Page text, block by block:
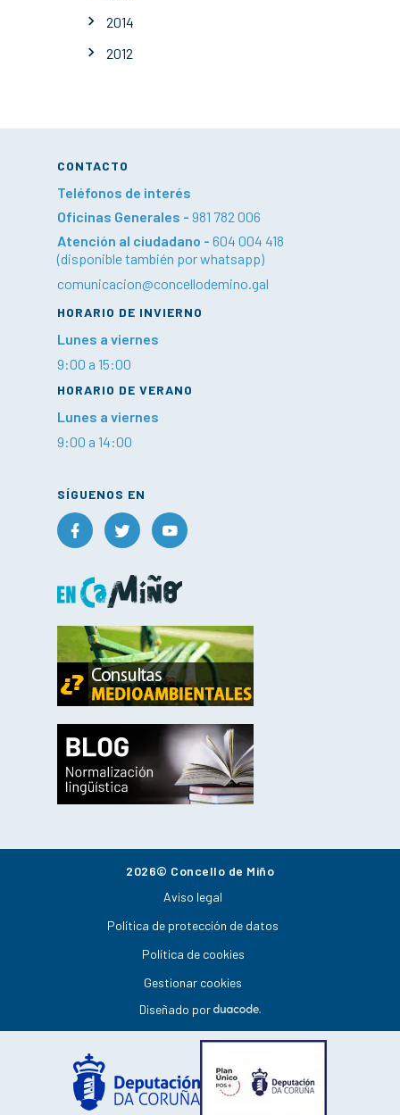
2014
2012
CONTACTO
Teléfonos de interés
Oficinas Generales - 981 782 006
Atención al ciudadano - 604 004 418
(disponible también por whatsapp)
comunicacion@concellodemino.gal
HORARIO DE INVIERNO
Lunes a viernes
9:00 a 15:00
HORARIO DE VERANO
Lunes a viernes
9:00 a 14:00
SÍGUENOS EN
2026© Concello de Miño
Aviso legal
Política de protección de datos
Política de cookies
Gestionar cookies
Diseñado por